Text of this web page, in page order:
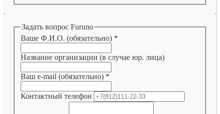
Задать вопрос Furuno
Ваше Ф.И.О. (обязательно) *
Название организации (в случае юр. лица)
Ваш e-mail (обязательно) *
Контактный телефон